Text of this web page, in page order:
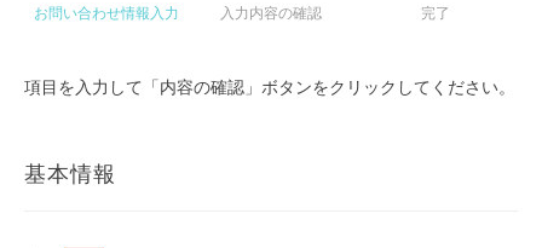
お問い合わせ情報入力 入力内容の確認 完了
項目を入力して「内容の確認」ボタンをクリックしてください。
基本情報